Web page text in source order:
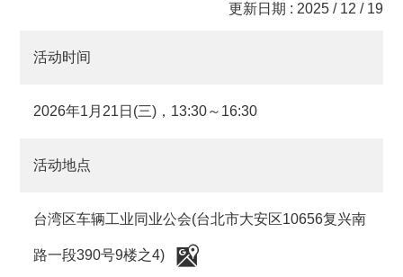
更新日期 : 2025 / 12 / 19
活动时间
2026年1月21日(三)，13:30～16:30
活动地点
台湾区车辆工业同业公会(台北市大安区10656复兴南
路一段390号9楼之4)